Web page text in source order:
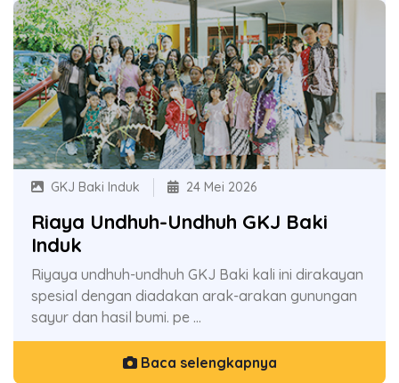
GKJ Baki Induk 24 Mei 2026
Riaya Undhuh-Undhuh GKJ Baki
Induk
Riyaya undhuh-undhuh GKJ Baki kali ini dirakayan
spesial dengan diadakan arak-arakan gunungan
sayur dan hasil bumi. pe ...
Baca selengkapnya